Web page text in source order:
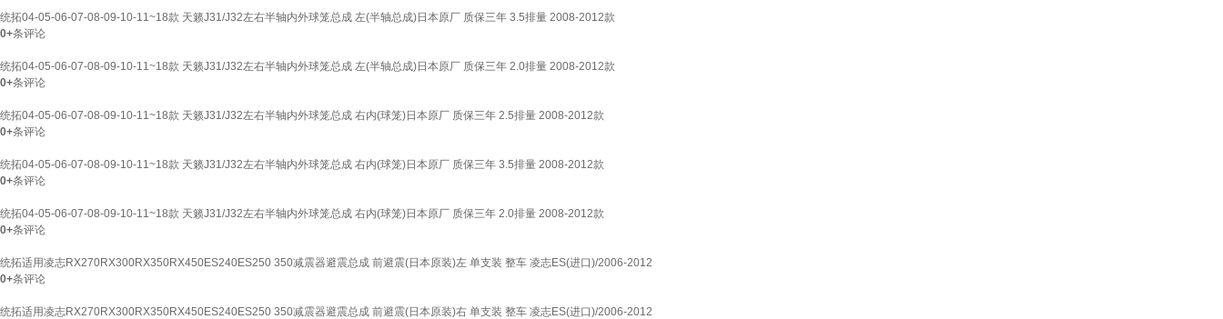
统拓04-05-06-07-08-09-10-11~18款 天籁J31/J32左右半轴内外球笼总成 左(半轴总成)日本原厂 质保三年 3.5排量 2008-2012款
0+条评论
统拓04-05-06-07-08-09-10-11~18款 天籁J31/J32左右半轴内外球笼总成 左(半轴总成)日本原厂 质保三年 2.0排量 2008-2012款
0+条评论
统拓04-05-06-07-08-09-10-11~18款 天籁J31/J32左右半轴内外球笼总成 右内(球笼)日本原厂 质保三年 2.5排量 2008-2012款
0+条评论
统拓04-05-06-07-08-09-10-11~18款 天籁J31/J32左右半轴内外球笼总成 右内(球笼)日本原厂 质保三年 3.5排量 2008-2012款
0+条评论
统拓04-05-06-07-08-09-10-11~18款 天籁J31/J32左右半轴内外球笼总成 右内(球笼)日本原厂 质保三年 2.0排量 2008-2012款
0+条评论
统拓适用凌志RX270RX300RX350RX450ES240ES250 350减震器避震总成 前避震(日本原装)左 单支装 整车 凌志ES(进口)/2006-2012
0+条评论
统拓适用凌志RX270RX300RX350RX450ES240ES250 350减震器避震总成 前避震(日本原装)右 单支装 整车 凌志ES(进口)/2006-2012